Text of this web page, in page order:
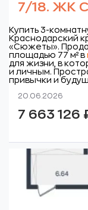
7/18. ЖК
Купить 3-
Краснодарский
«Сюжеты».
площадью 77 м² в
для жизни, в
и личным.
привычки и
20.06.2026
7 663 126